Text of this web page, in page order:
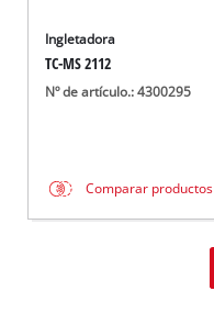
Ingletadora
TC-MS 2112
Nº de artículo.: 4300295
Comparar productos